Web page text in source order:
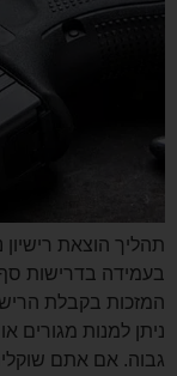
תהליך הוצאת
בעמידה בדרישות
המזכות בקבלת
ניתן למנות מגורים
גבוה. אם אתם